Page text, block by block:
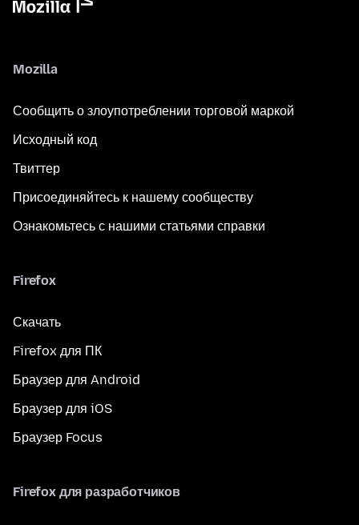
Mozilla
Сообщить о злоупотреблении торговой маркой
Исходный код
Твиттер
Присоединяйтесь к нашему сообществу
Ознакомьтесь с нашими статьями справки
Firefox
Скачать
Firefox для ПК
Браузер для Android
Браузер для iOS
Браузер Focus
Firefox для разработчиков